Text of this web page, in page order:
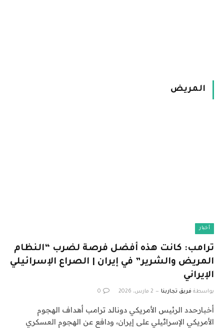
المريض
أخبار
ترامب: كانت هذه أفضل فرصة لضرب “النظام
المريض والشرير” في إيران | الصراع الإسرائيلي
الإيراني
بواسطة فريق تجاربنا 2 مارس، 2026 0
أخبارحدد الرئيس الأمريكي دونالد ترامب أهداف الهجوم
الأمريكي الإسرائيلي على إيران، ودافع عن الهجوم العسكري